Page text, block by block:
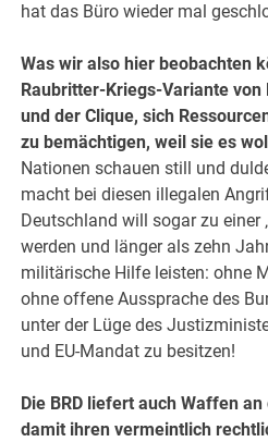
hat das Büro wieder mal
Was wir also hier beobachten
Raubritter-Kriegs-Variante
und der Clique, sich
zu bemächtigen, weil sie es
Nationen schauen still und
macht bei diesen illegalen
Deutschland will sogar zu einer
werden und länger als zehn
militärische Hilfe leisten: ohne
ohne offene Aussprache des
unter der Lüge des
und EU-Mandat zu besitzen!
Die BRD liefert auch Waffen
damit ihren vermeintlich